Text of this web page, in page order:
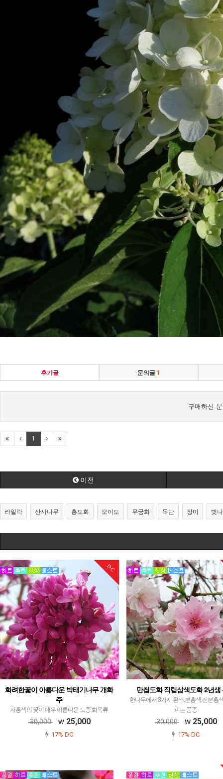
후기글 문의글 1
구매하신
1
이전
라일락 산사나무 홍도화 오이도 무궁화 목단 장미 벚
DC
화려한꽃이 아름다운 박태기나무 개화
주
자홍색의 꽃이 매우 아름다운 토종 화목류
30,000 25,000
17% DC
만첩도화 직립삼색도화 2년생
한나무에서 3가지 흰색,분홍색,진분홍
피는 품종
30,000 25,000
17% DC